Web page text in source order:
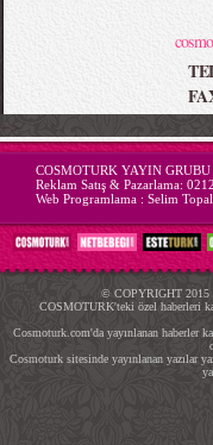
-->
COSMOTURK YAYIN
Reklam Satış & Pazarlama:
Web Programlama : Selim
© COPYRIGHT 2015
COSMOTURK'teki özel haberleri
Cosmoturk.com'da yayınlanan haberler
Cosmoturk sitesinde yayınlanan yazılar